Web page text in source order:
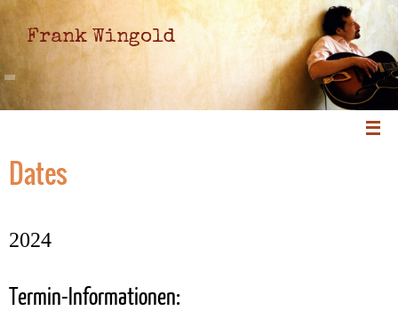
Frank Wingold
Dates
2024
Termin-Informationen: